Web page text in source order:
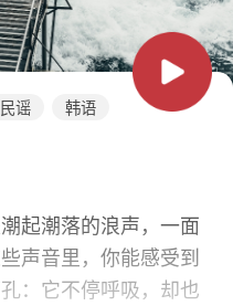
谣 韩语
起潮落的浪声，一面
声音里，你能感受到
：它不停呼吸，却也